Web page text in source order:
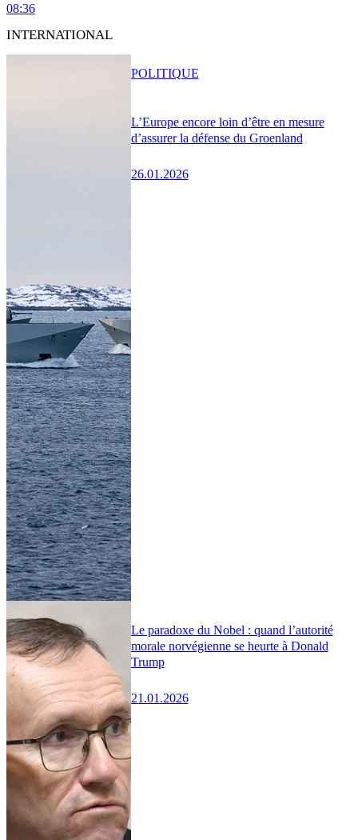
08:36
INTERNATIONAL
L’Europe encore loin d’être en mesure
d’assurer la défense du Groenland
26.01.2026
POLITIQUE
Le paradoxe du Nobel : quand l’autorité
morale norvégienne se heurte à Donald
Trump
21.01.2026